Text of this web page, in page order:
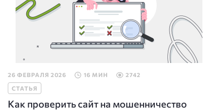
26 ФЕВРАЛЯ 2026 16 МИН
2742
СТАТЬЯ
Как проверить сайт на мошенничество